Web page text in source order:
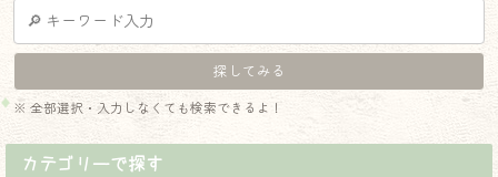
※ 全部選択・入力しなくても検索できるよ！
カテゴリーで探す